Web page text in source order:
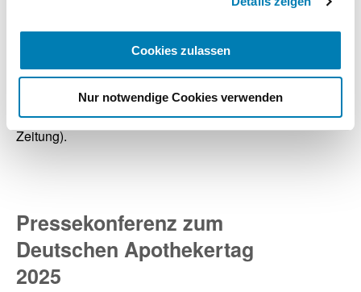
Cookies zulassen
Nur notwendige Cookies verwenden
Vorstands der Kassenärztlichen Bundesvereinigung
Nordrhein-Westfalen, Verband der Ersatzkassen (vdek)
Fraktion für den Ausschuss "Arbeit, Gesundheit und
Soziales"). Moderiert wurde das Themenforum von
Alexander Müller (Chefredakteur der Pharmazeutischen
Zeitung).
Pressekonferenz zum
Deutschen Apothekertag
2025